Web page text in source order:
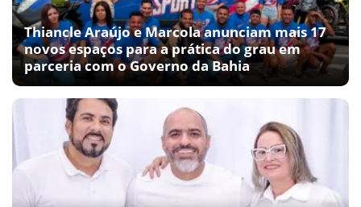
Thiancle Araújo e Marcola anunciam mais 17
novos espaços para a prática do grau em
parceria com o Governo da Bahia